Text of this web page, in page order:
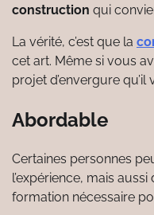
construction qui
La vérité, c’est que la
cet art. Même si vous
projet d’envergure
Abordable
Certaines personnes
l’expérience, mais
formation nécessaire